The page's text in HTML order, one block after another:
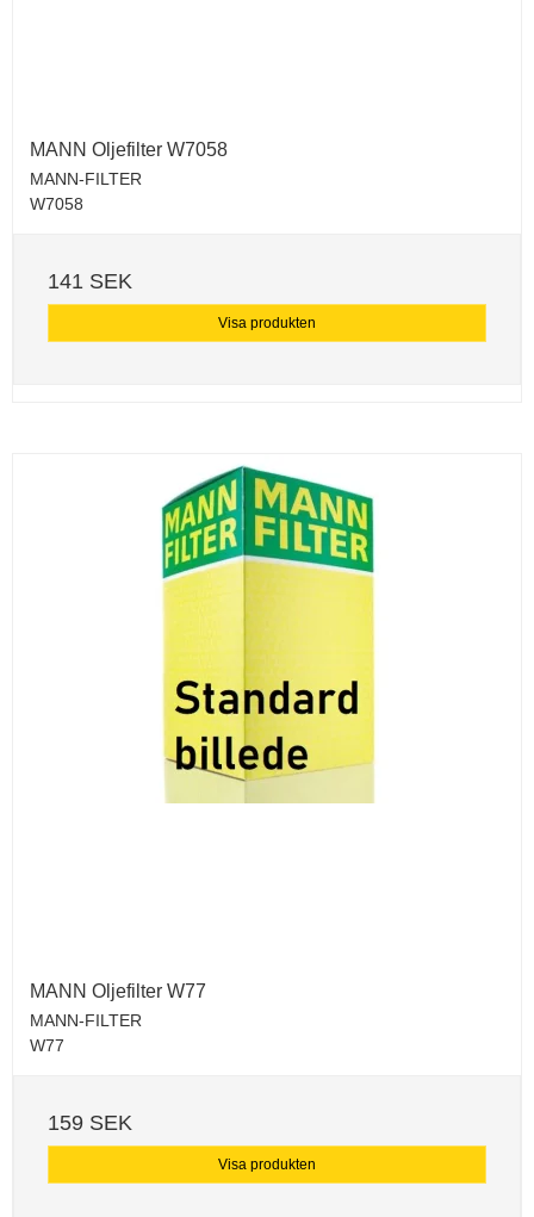
MANN Oljefilter W7058
MANN-FILTER
W7058
141 SEK
Visa produkten
MANN Oljefilter W77
MANN-FILTER
W77
159 SEK
Visa produkten